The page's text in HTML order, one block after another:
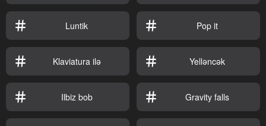
Luntik Pop it
Klaviatura ilə Yelləncək
Ilbiz bob Gravity falls